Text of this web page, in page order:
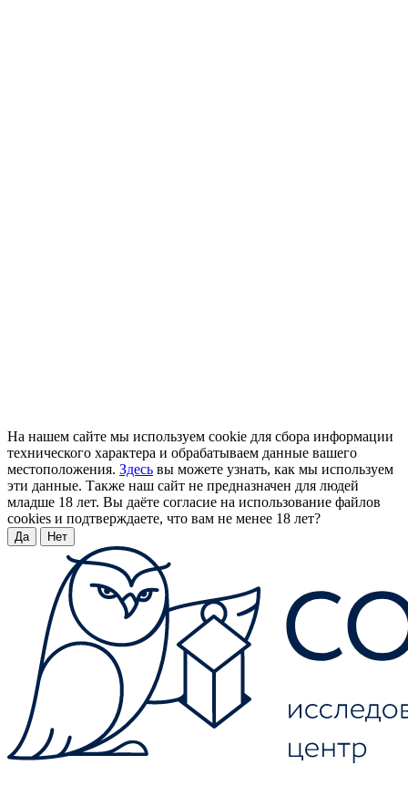
На нашем сайте мы используем cookie для сбора информации
технического характера и обрабатываем данные вашего
местоположения. Здесь вы можете узнать, как мы используем
эти данные. Также наш сайт не предназначен для людей
младше 18 лет. Вы даёте согласие на использование файлов
cookies и подтверждаете, что вам не менее 18 лет?
Да Нет